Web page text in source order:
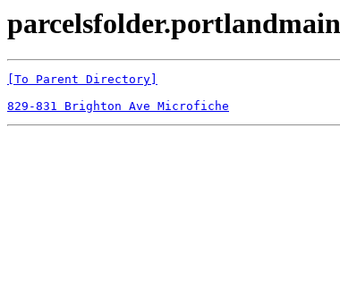
[To Parent Directory]
829-831 Brighton Ave Microfiche